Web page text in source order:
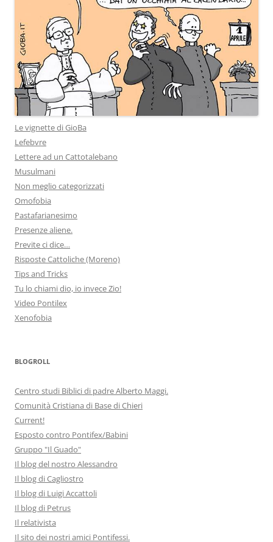
Le vignette di GioBa
Lefebvre
Lettere ad un Cattotalebano
Musulmani
Non meglio categorizzati
Omofobia
Pastafarianesimo
Presenze aliene.
Previte ci dice…
Risposte Cattoliche (Moreno)
Tips and Tricks
Tu lo chiami dio, io invece Zio!
Video Pontilex
Xenofobia
BLOGROLL
Centro studi Biblici di padre Alberto Maggi.
Comunità Cristiana di Base di Chieri
Current!
Esposto contro Pontifex/Babini
Gruppo "Il Guado"
Il blog del nostro Alessandro
Il blog di Cagliostro
Il blog di Luigi Accattoli
Il blog di Petrus
Il relativista
Il sito dei nostri amici Pontifessi.